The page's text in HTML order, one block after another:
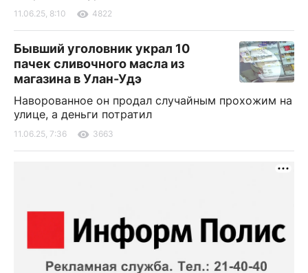
11.06.25, 8:10 4822
Бывший уголовник украл 10
пачек сливочного масла из
магазина в Улан-Удэ
Наворованное он продал случайным прохожим на
улице, а деньги потратил
11.06.25, 7:36 3663